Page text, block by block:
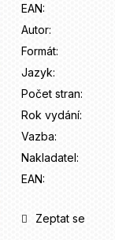
EAN:
Autor:
Formát:
Jazyk:
Počet stran:
Rok vydání:
Vazba:
Nakladatel:
EAN:
Zeptat se